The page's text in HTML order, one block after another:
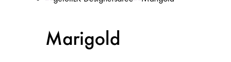
Marigold